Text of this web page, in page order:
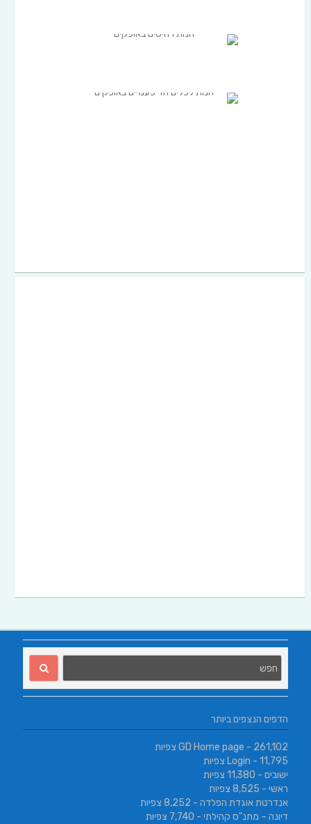
הדפים הנצפים ביותר
GD Home page - 261,102 צפיות
Login - 11,795 צפיות
ישובים - 11,380 צפיות
ראשי - 8,525 צפיות
אנדרטת אוגדת הפלדה - 8,252 צפיות
דיונה – מתנ"ס קהילתי - 7,740 צפיות